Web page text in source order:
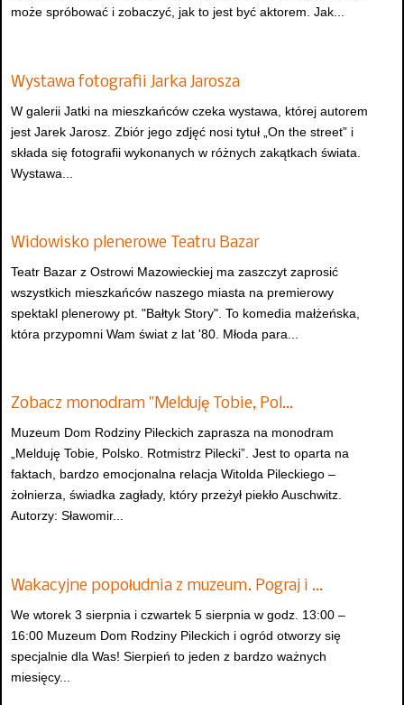
może spróbować i zobaczyć, jak to jest być aktorem. Jak...
Wystawa fotografii Jarka Jarosza
W galerii Jatki na mieszkańców czeka wystawa, której autorem
jest Jarek Jarosz. Zbiór jego zdjęć nosi tytuł „On the street” i
składa się fotografii wykonanych w różnych zakątkach świata.
Wystawa...
Widowisko plenerowe Teatru Bazar
Teatr Bazar z Ostrowi Mazowieckiej ma zaszczyt zaprosić
wszystkich mieszkańców naszego miasta na premierowy
spektakl plenerowy pt. "Bałtyk Story". To komedia małżeńska,
która przypomni Wam świat z lat '80. Młoda para...
Zobacz monodram "Melduję Tobie, Pol…
Muzeum Dom Rodziny Pileckich zaprasza na monodram
„Melduję Tobie, Polsko. Rotmistrz Pilecki”. Jest to oparta na
faktach, bardzo emocjonalna relacja Witolda Pileckiego –
żołnierza, świadka zagłady, który przeżył piekło Auschwitz.
Autorzy: Sławomir...
Wakacyjne popołudnia z muzeum. Pograj i …
We wtorek 3 sierpnia i czwartek 5 sierpnia w godz. 13:00 –
16:00 Muzeum Dom Rodziny Pileckich i ogród otworzy się
specjalnie dla Was! Sierpień to jeden z bardzo ważnych
miesięcy...